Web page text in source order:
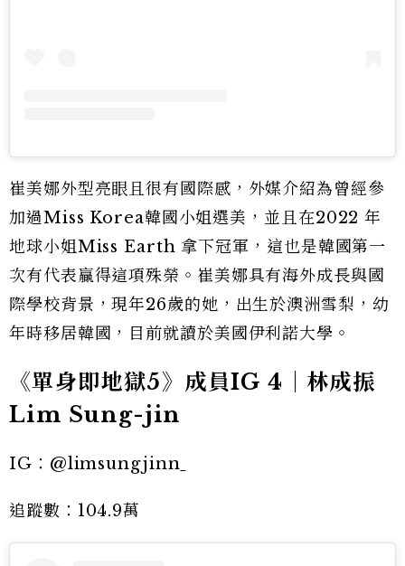
崔美娜外型亮眼且很有國際感，外媒介紹為曾經參
加過Miss Korea韓國小姐選美，並且在2022 年
地球小姐Miss Earth 拿下冠軍，這也是韓國第一
次有代表贏得這項殊榮。崔美娜具有海外成長與國
際學校背景，現年26歲的她，出生於澳洲雪梨，幼
年時移居韓國，目前就讀於美國伊利諾大學。
《單身即地獄5》成員IG 4｜林成振
Lim Sung-jin
IG：@limsungjinn
追蹤數：104.9萬